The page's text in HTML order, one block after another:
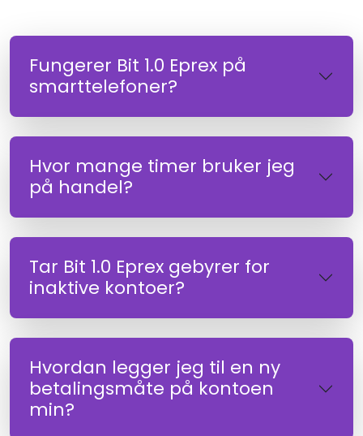
Fungerer Bit 1.0 Eprex på
smarttelefoner?
Hvor mange timer bruker jeg
på handel?
Tar Bit 1.0 Eprex gebyrer for
inaktive kontoer?
Hvordan legger jeg til en ny
betalingsmåte på kontoen
min?